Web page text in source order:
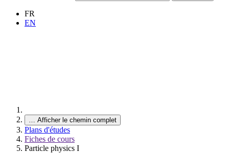
FR
EN
… Afficher le chemin complet
Plans d'études
Fiches de cours
Particle physics I